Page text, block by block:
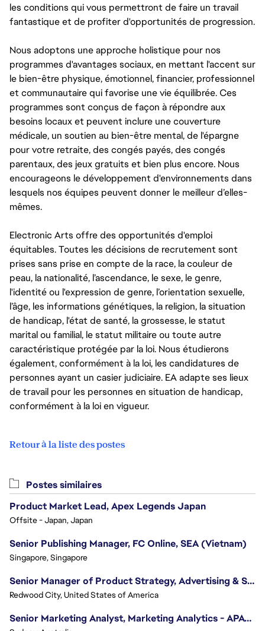
les conditions qui vous permettront de faire un travail
fantastique et de profiter d'opportunités de progression.
Nous adoptons une approche holistique pour nos
programmes d'avantages sociaux, en mettant l'accent sur
le bien-être physique, émotionnel, financier, professionnel
et communautaire qui favorise une vie équilibrée. Ces
programmes sont conçus de façon à répondre aux
besoins locaux et peuvent inclure une couverture
médicale, un soutien au bien-être mental, de l'épargne
pour votre retraite, des congés payés, des congés
parentaux, des jeux gratuits et bien plus encore. Nous
encourageons le développement d'environnements dans
lesquels nos équipes peuvent donner le meilleur d’elles-
mêmes.
Electronic Arts offre des opportunités d'emploi
équitables. Toutes les décisions de recrutement sont
prises sans prise en compte de la race, la couleur de
peau, la nationalité, l’ascendance, le sexe, le genre,
l'identité ou l'expression de genre, l’orientation sexuelle,
l’âge, les informations génétiques, la religion, la situation
de handicap, l'état de santé, la grossesse, le statut
marital ou familial, le statut militaire ou toute autre
caractéristique protégée par la loi. Nous étudierons
également, conformément à la loi, les candidatures de
personnes ayant un casier judiciaire. EA adapte ses lieux
de travail pour les personnes en situation de handicap,
conformément à la loi en vigueur.
Retour à la liste des postes
Postes similaires
Product Market Lead, Apex Legends Japan
Offsite - Japan, Japan
Senior Publishing Manager, FC Online, SEA (Vietnam)
Singapore, Singapore
Senior Manager of Product Strategy, Advertising & Sponsorships
Redwood City, United States of America
Senior Marketing Analyst, Marketing Analytics - APAC (Sydney)